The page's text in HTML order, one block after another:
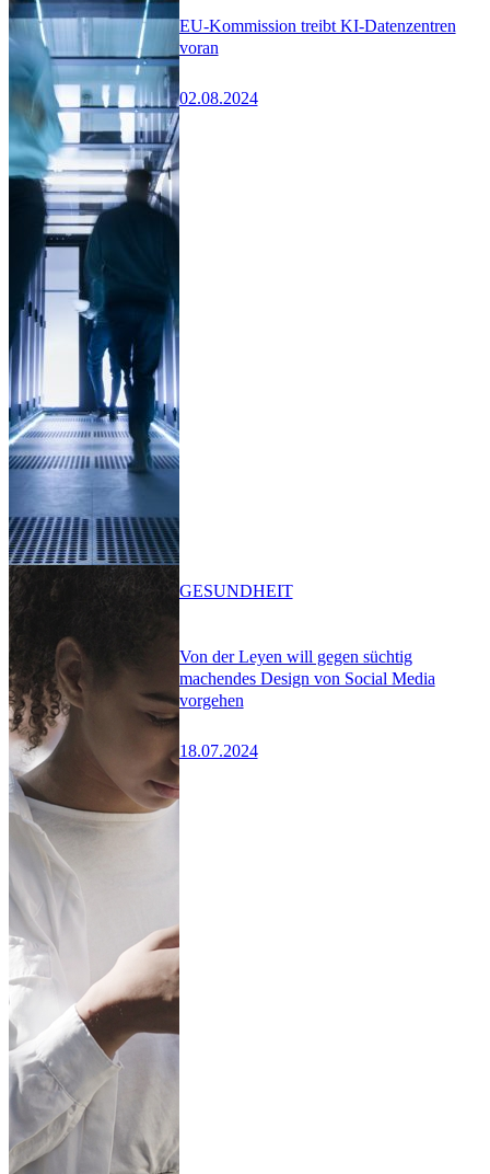
EU-Kommission treibt KI-Datenzentren
voran
02.08.2024
Von der Leyen will gegen süchtig
machendes Design von Social Media
vorgehen
18.07.2024
GESUNDHEIT